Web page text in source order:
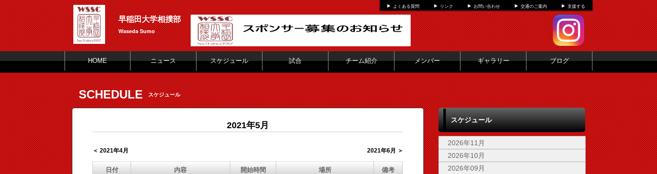
よくある質問 リンク お問い合わせ 交通のご案内 支援する
早稲田大学相撲部
Waseda Sumo
HOME ニュース スケジュール 試合 チーム紹介 メンバー ギャラリー ブログ
SCHEDULE スケジュール
2021年5月
＜ 2021年4月 2021年6月 ＞
日付 内容 開始時間 場所 備考
スケジュール
2026年11月
2026年10月
2026年09月